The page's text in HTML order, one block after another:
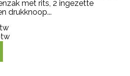
met rits, 2 ingezette
drukknoop...